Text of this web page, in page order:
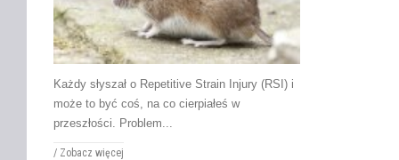
Każdy słyszał o Repetitive Strain Injury (RSI) i
może to być coś, na co cierpiałeś w
przeszłości. Problem...
/ Zobacz więcej